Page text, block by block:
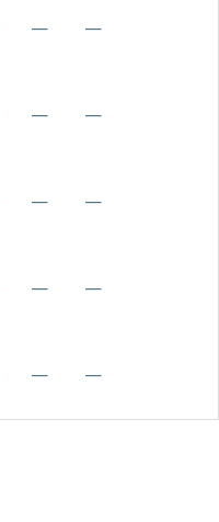
— —
— —
— —
— —
— —